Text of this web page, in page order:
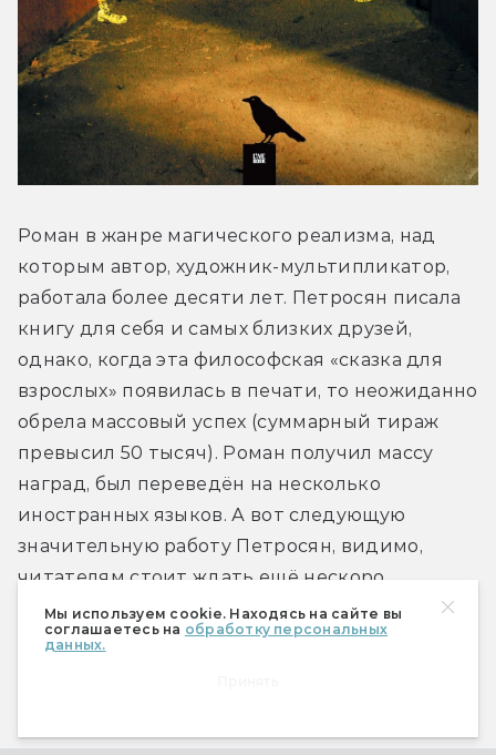
Мы используем cookie. Находясь на сайте вы
соглашаетесь на обработку персональных
данных.
Роман в жанре магического реализма, над
которым автор, художник-мультипликатор,
работала более десяти лет. Петросян писала
книгу для себя и самых близких друзей,
однако, когда эта философская «сказка для
взрослых» появилась в печати, то неожиданно
обрела массовый успех (суммарный тираж
превысил 50 тысяч). Роман получил массу
наград, был переведён на несколько
иностранных языков. А вот следующую
значительную работу Петросян, видимо,
читателям стоит ждать ещё нескоро…
Самый конфузливый дебют